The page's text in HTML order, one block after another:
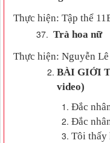
Thực hiện: Tập thể
Trà hoa nữ
Thực hiện: Nguyễn
BÀI GIỚI
video)
Đắc
Đắc
Tôi thấy